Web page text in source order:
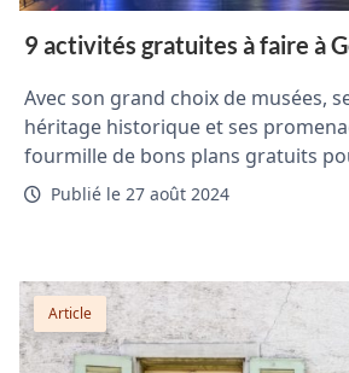
9 activités gratuites à faire à
Avec son grand choix de musées,
héritage historique et ses
fourmille de bons plans gratuits
Publié le 27 août 2024
Article